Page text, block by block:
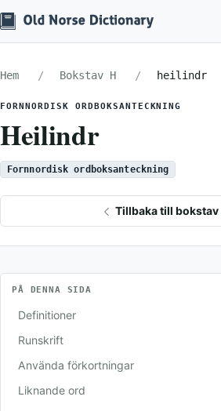
Hem Bokstav H heilindr
FORNNORDISK ORDBOKSANTECKNING
Heilindr
Fornnordisk ordboksanteckning
Tillbaka till bokstav
PÅ DENNA SIDA
Definitioner
Runskrift
Använda förkortningar
Liknande ord